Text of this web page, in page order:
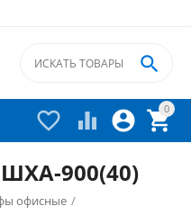
0


 

900(40)
офисные /